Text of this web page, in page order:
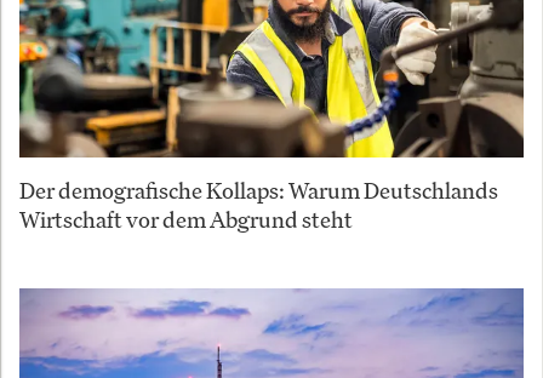
Der demografische Kollaps: Warum Deutschlands
Wirtschaft vor dem Abgrund steht